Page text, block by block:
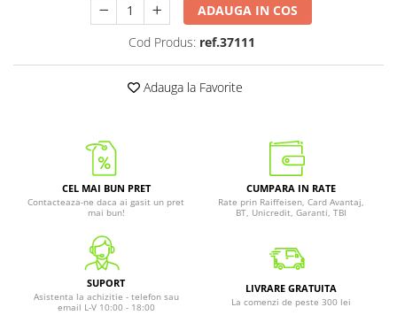
ADAUGA IN COS
Cod Produs: ref.37111
Adauga la Favorite
CEL MAI BUN PRET
Contacteaza-ne daca ai gasit un pret
mai bun!
CUMPARA IN RATE
Rate prin Raiffeisen, Card Avantaj,
BT, Unicredit, Garanti, TBI
SUPORT
Asistenta la achizitie - telefon sau
email L-V 10:00 - 18:00
LIVRARE GRATUITA
La comenzi de peste 300 lei